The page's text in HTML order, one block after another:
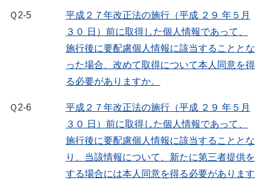
Ｑ2-5
平成２７年改正法の施行（平成 ２９ 年５月
３０ 日）前に取得した個人情報であって、
施行後に要配慮個人情報に該当することとな
った場合、改めて取得について本人同意を得
る必要がありますか。
Ｑ2-6
平成２７年改正法の施行（平成 ２９ 年５月
３０ 日）前に取得した個人情報であって、
施行後に要配慮個人情報に該当することとな
り、当該情報について、新たに第三者提供を
する場合には本人同意を得る必要があります